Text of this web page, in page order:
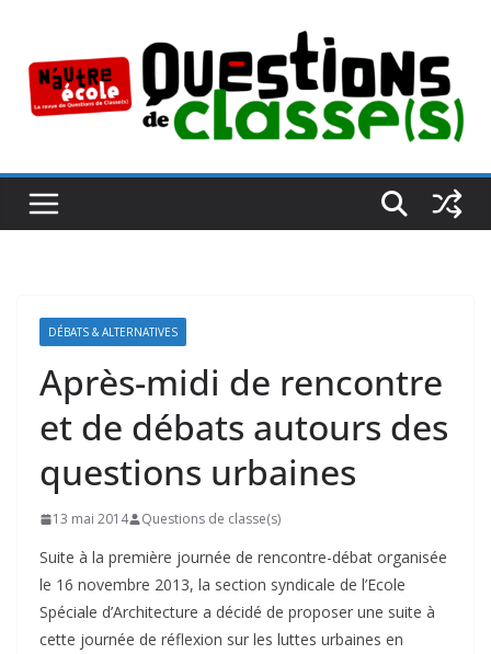
contenu
DÉBATS & ALTERNATIVES
Après-midi de rencontre
et de débats autours des
questions urbaines
13 mai 2014 Questions de classe(s)
Suite à la première journée de rencontre-débat organisée
le 16 novembre 2013, la section syndicale de l’Ecole
Spéciale d’Architecture a décidé de proposer une suite à
cette journée de réflexion sur les luttes urbaines en